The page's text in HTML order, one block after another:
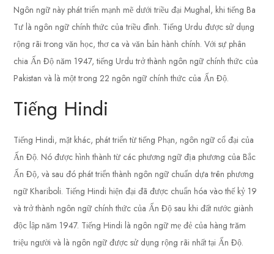
Ngôn ngữ này phát triển mạnh mẽ dưới triều đại Mughal, khi tiếng Ba
Tư là ngôn ngữ chính thức của triều đình. Tiếng Urdu được sử dụng
rộng rãi trong văn học, thơ ca và văn bản hành chính. Với sự phân
chia Ấn Độ năm 1947, tiếng Urdu trở thành ngôn ngữ chính thức của
Pakistan và là một trong 22 ngôn ngữ chính thức của Ấn Độ.
Tiếng Hindi
Tiếng Hindi, mặt khác, phát triển từ tiếng Phạn, ngôn ngữ cổ đại của
Ấn Độ. Nó được hình thành từ các phương ngữ địa phương của Bắc
Ấn Độ, và sau đó phát triển thành ngôn ngữ chuẩn dựa trên phương
ngữ Khariboli. Tiếng Hindi hiện đại đã được chuẩn hóa vào thế kỷ 19
và trở thành ngôn ngữ chính thức của Ấn Độ sau khi đất nước giành
độc lập năm 1947. Tiếng Hindi là ngôn ngữ mẹ đẻ của hàng trăm
triệu người và là ngôn ngữ được sử dụng rộng rãi nhất tại Ấn Độ.